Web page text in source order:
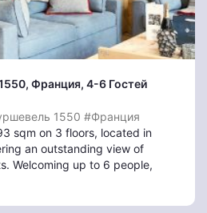
, Франция, 4-6 Гостей
1550 #Франция
sqm on 3 floors, located in
an outstanding view of
Welcoming up to 6 people,